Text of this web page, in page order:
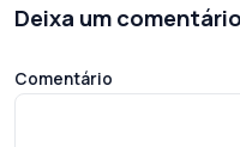
Deixa um comentário
Comentário